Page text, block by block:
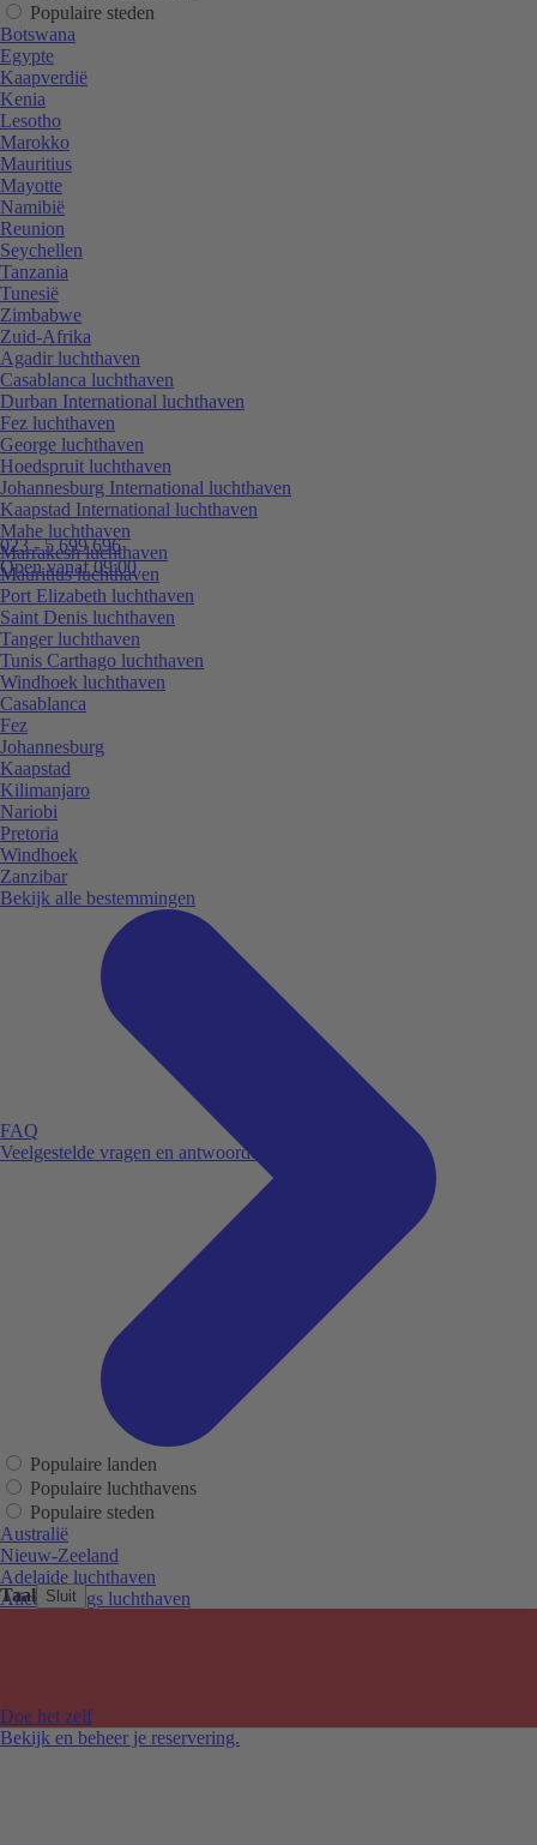
Taal Sluit
023 - 5 699 696
Open vanaf 09:00
FAQ
Veelgestelde vragen en antwoorden.
Doe het zelf
Bekijk en beheer je reservering.
Populaire steden
Botswana
Egypte
Kaapverdië
Kenia
Lesotho
Marokko
Mauritius
Mayotte
Namibië
Reunion
Seychellen
Tanzania
Tunesië
Zimbabwe
Zuid-Afrika
Agadir luchthaven
Casablanca luchthaven
Durban International luchthaven
Fez luchthaven
George luchthaven
Hoedspruit luchthaven
Johannesburg International luchthaven
Kaapstad International luchthaven
Mahe luchthaven
Marrakesh luchthaven
Mauritius luchthaven
Port Elizabeth luchthaven
Saint Denis luchthaven
Tanger luchthaven
Tunis Carthago luchthaven
Windhoek luchthaven
Casablanca
Fez
Johannesburg
Kaapstad
Kilimanjaro
Nariobi
Pretoria
Windhoek
Zanzibar
Bekijk alle bestemmingen
Populaire landen
Populaire luchthavens
Populaire steden
Australië
Nieuw-Zeeland
Adelaide luchthaven
Alice Springs luchthaven
Melbourne Tullamarine luchthaven
Perth luchthaven
Sydney luchthaven